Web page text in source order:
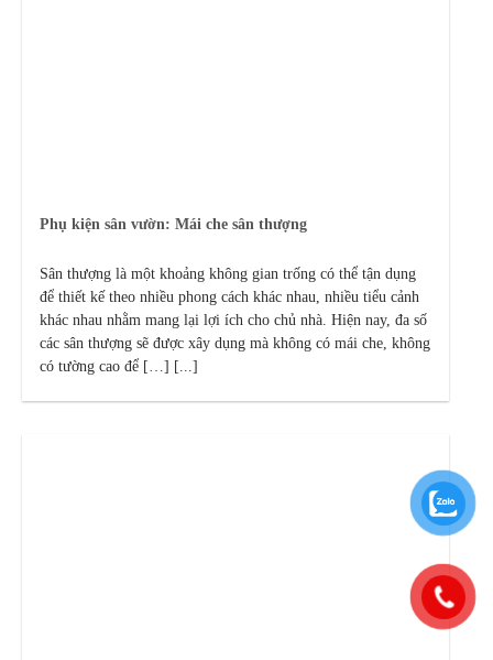
Phụ kiện sân vườn: Mái che sân thượng
Sân thượng là một khoảng không gian trống có thể tận dụng
để thiết kế theo nhiều phong cách khác nhau, nhiều tiểu cảnh
khác nhau nhằm mang lại lợi ích cho chủ nhà. Hiện nay, đa số
các sân thượng sẽ được xây dụng mà không có mái che, không
có tường cao để […] [...]